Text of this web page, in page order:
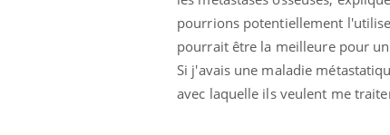
pourrions potentiellement
pourrait être la meilleure pour
Si j'avais une maladie
avec laquelle ils veulent me
Eczéma Chronique des Mains :